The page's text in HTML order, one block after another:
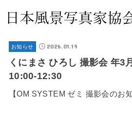
お知らせ 2026.01.19
くにまさ ひろし 撮影会 年3
10:00-12:30
【OM SYSTEM ゼミ 撮影会のお